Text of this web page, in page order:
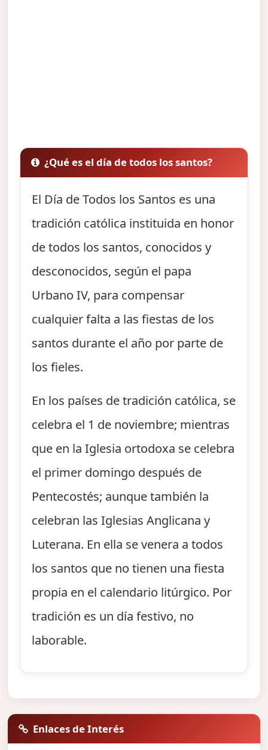
¿Qué es el día de todos los santos?
El Día de Todos los Santos es una
tradición católica instituida en honor
de todos los santos, conocidos y
desconocidos, según el papa
Urbano IV, para compensar
cualquier falta a las fiestas de los
santos durante el año por parte de
los fieles.
En los países de tradición católica, se
celebra el 1 de noviembre; mientras
que en la Iglesia ortodoxa se celebra
el primer domingo después de
Pentecostés; aunque también la
celebran las Iglesias Anglicana y
Luterana. En ella se venera a todos
los santos que no tienen una fiesta
propia en el calendario litúrgico. Por
tradición es un día festivo, no
laborable.
Enlaces de Interés